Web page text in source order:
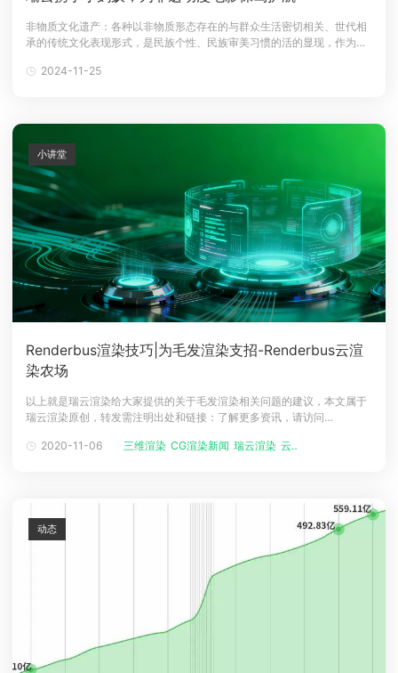
非物质文化遗产：各种以非物质形态存在的与群众生活密切相关、世代相
承的传统文化表现形式，是民族个性、民族审美习惯的活的显现，作为中
量参与。2018年1月8日，以传播中国声音，坚定文化自信为主题的非物
2024-11-25
Renderbus渲染技巧|为毛发渲染支招-Renderbus云渲
染农场
以上就是瑞云渲染给大家提供的关于毛发渲染相关问题的建议，本文属于
瑞云渲染原创，转发需注明出处和链接：了解更多资讯，请访问
2020-11-06
三维渲染 CG渲染新闻 瑞云渲染 云渲染服务平...
小讲堂
动态